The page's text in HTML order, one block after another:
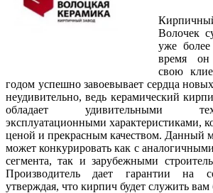
Волочек
уже
время он
свою
годом успешно завоевывает сердца
неудивительно, ведь керамический
обладает удивительными
эксплуатационными характеристиками,
ценой и прекрасным качеством. Данный
может конкурировать как с
сегмента, так и зарубежными
Производитель дает гарантии на
утверждая, что кирпич будет служить вам